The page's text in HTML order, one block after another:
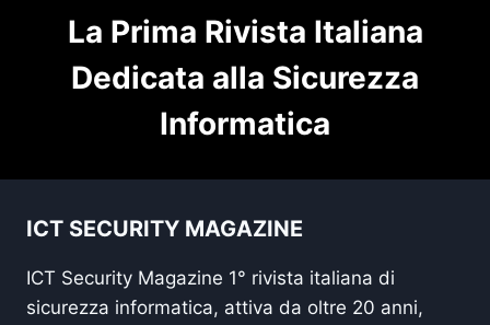
La Prima Rivista Italiana
Dedicata alla Sicurezza
Informatica
ICT SECURITY MAGAZINE
ICT Security Magazine 1° rivista italiana di
sicurezza informatica, attiva da oltre 20 anni,